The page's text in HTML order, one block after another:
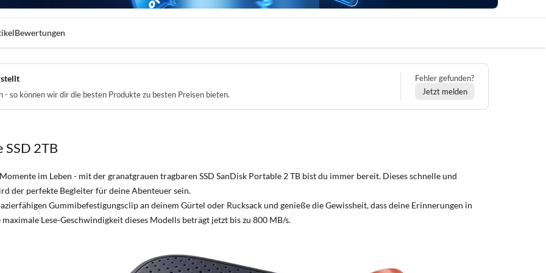
Bewertungen
so können wir dir die besten Produkte zu besten Preisen bieten.
Fehler gefunden?
Jetzt melden
2TB
im Leben - mit der granatgrauen tragbaren SSD SanDisk Portable 2 TB bist du immer bereit. Dieses schnelle und
der perfekte Begleiter für deine Abenteuer sein.
Gummibefestigungsclip an deinem Gürtel oder Rucksack und genieße die Gewissheit, dass deine Erinnerungen in
Lese-Geschwindigkeit dieses Modells beträgt jetzt bis zu 800 MB/s.